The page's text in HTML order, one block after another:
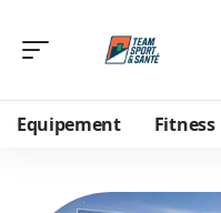
Equipement Fitness